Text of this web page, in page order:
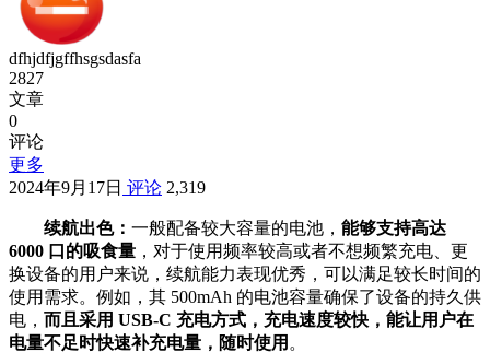
dfhjdfjgffhsgsdasfa
2827
文章
0
评论
更多
2024年9月17日 评论 2,319
续航出色： 一般配备较大容量的电池， 能够支持高达
6000 口的吸食量 ，对于使用频率较高或者不想频繁充电、更
换设备的用户来说，续航能力表现优秀，可以满足较长时间的
使用需求。例如，其 500mAh 的电池容量确保了设备的持久供
电， 而且采用 USB-C 充电方式，充电速度较快，能让用户在
电量不足时快速补充电量，随时使用 。